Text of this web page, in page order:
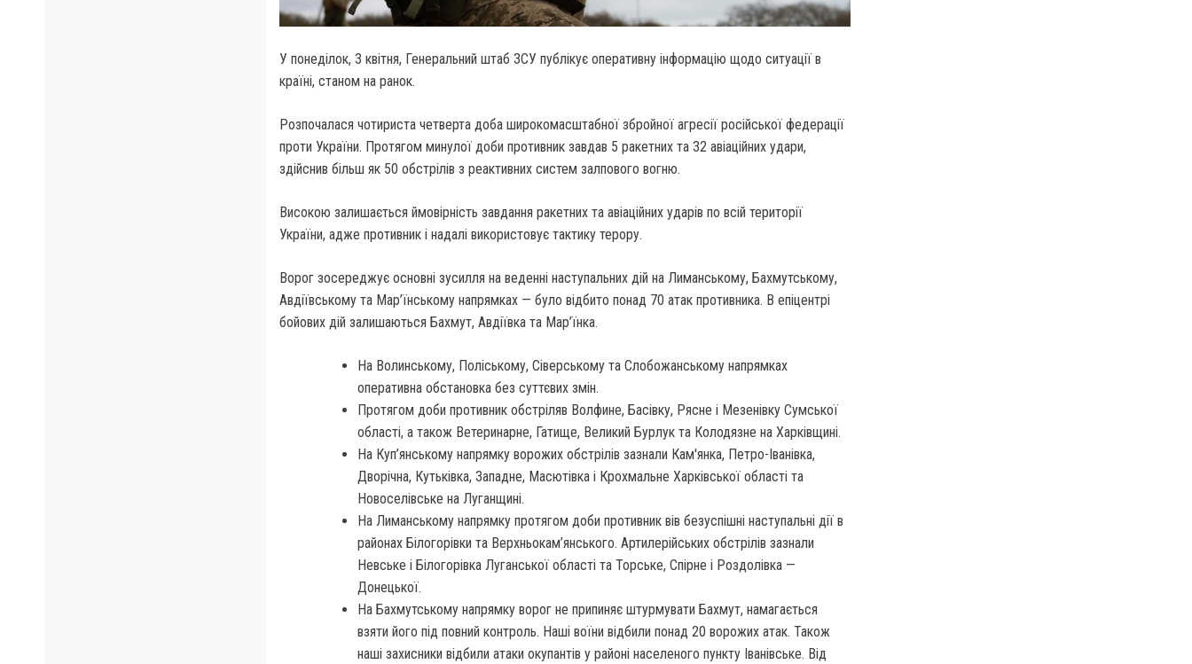
У понеділок, 3 квітня, Генеральний штаб ЗСУ публікує оперативну інформацію щодо ситуації в
країні, станом на ранок.
Розпочалася чотириста четверта доба широкомасштабної збройної агресії російської федерації
проти України. Протягом минулої доби противник завдав 5 ракетних та 32 авіаційних удари,
здійснив більш як 50 обстрілів з реактивних систем залпового вогню.
Високою залишається ймовірність завдання ракетних та авіаційних ударів по всій території
України, адже противник і надалі використовує тактику терору.
Ворог зосереджує основні зусилля на веденні наступальних дій на Лиманському, Бахмутському,
Авдіївському та Мар’їнському напрямках — було відбито понад 70 атак противника. В епіцентрі
бойових дій залишаються Бахмут, Авдіївка та Мар’їнка.
На Волинському, Поліському, Сіверському та Слобожанському напрямках
оперативна обстановка без суттєвих змін.
Протягом доби противник обстріляв Волфине, Басівку, Рясне і Мезенівку Сумської
області, а також Ветеринарне, Гатище, Великий Бурлук та Колодязне на Харківщині.
На Куп’янському напрямку ворожих обстрілів зазнали Кам'янка, Петро-Іванівка,
Дворічна, Кутьківка, Западне, Масютівка і Крохмальне Харківської області та
Новоселівське на Луганщині.
На Лиманському напрямку протягом доби противник вів безуспішні наступальні дії в
районах Білогорівки та Верхньокам’янського. Артилерійських обстрілів зазнали
Невське і Білогорівка Луганської області та Торське, Спірне і Роздолівка —
Донецької.
На Бахмутському напрямку ворог не припиняє штурмувати Бахмут, намагається
взяти його під повний контроль. Наші воїни відбили понад 20 ворожих атак. Також
наші захисники відбили атаки окупантів у районі населеного пункту Іванівське. Від